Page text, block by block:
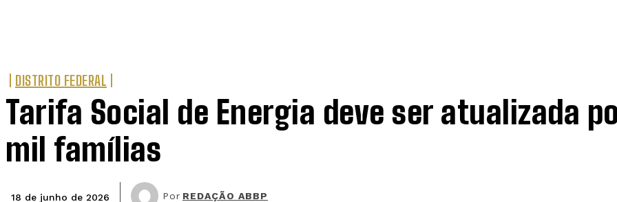
DISTRITO FEDERAL
Tarifa Social de Energia deve ser atualizada
mil famílias
18 de junho de 2026 Por REDAÇÃO ABBP